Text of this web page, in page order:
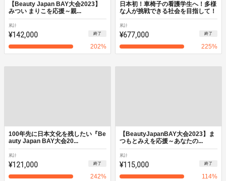
【Beauty Japan BAY大会2023】
みつい まりこを応援～親...
累計
¥142,000 終了
202%
日本初！車椅子の看護学生へ！多様
な人が挑戦できる社会を目指して！
累計
¥677,000 終了
225%
100年先に日本文化を残したい『Be
auty Japan BAY大会20...
累計
¥121,000 終了
242%
【BeautyJapanBAY大会2023】ま
つもとみえを応援～あなたの...
累計
¥115,000 終了
114%